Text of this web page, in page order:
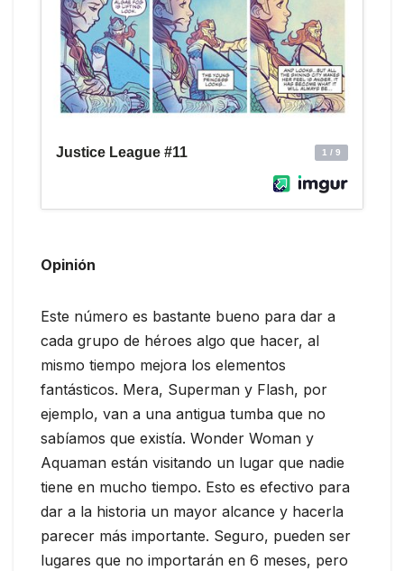
Opinión
Este número es bastante bueno para dar a
cada grupo de héroes algo que hacer, al
mismo tiempo mejora los elementos
fantásticos. Mera, Superman y Flash, por
ejemplo, van a una antigua tumba que no
sabíamos que existía. Wonder Woman y
Aquaman están visitando un lugar que nadie
tiene en mucho tiempo. Esto es efectivo para
dar a la historia un mayor alcance y hacerla
parecer más importante. Seguro, pueden ser
lugares que no importarán en 6 meses, pero